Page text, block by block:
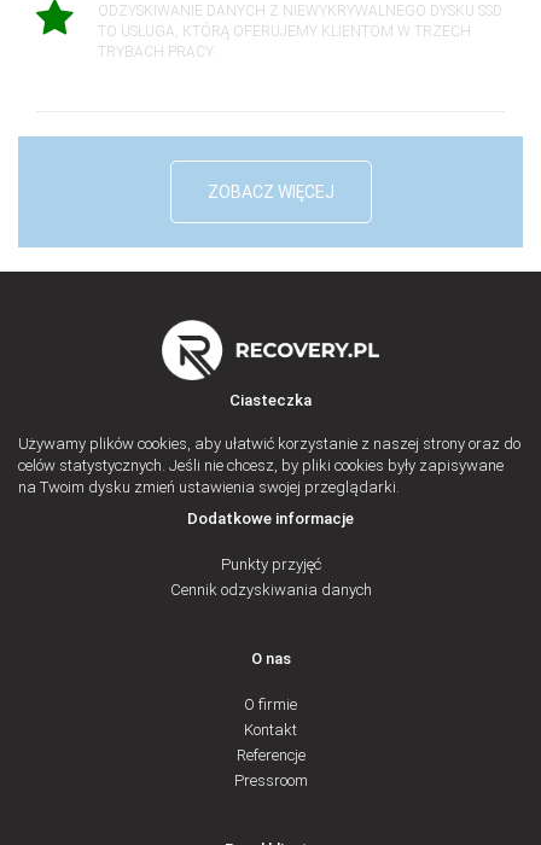
ODZYSKIWANIE DANYCH Z NIEWYKRYWALNEGO DYSKU SSD
TO USŁUGA, KTÓRĄ OFERUJEMY KLIENTOM W TRZECH
TRYBACH PRACY.
ZOBACZ WIĘCEJ
Ciasteczka
Używamy plików cookies, aby ułatwić korzystanie z naszej strony oraz do
celów statystycznych. Jeśli nie chcesz, by pliki cookies były zapisywane
na Twoim dysku zmień ustawienia swojej przeglądarki.
Dodatkowe informacje
Punkty przyjęć
Cennik odzyskiwania danych
O nas
O firmie
Kontakt
Referencje
Pressroom